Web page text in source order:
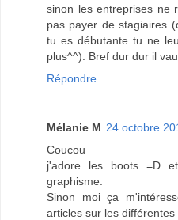
sinon les entreprises ne
pas payer de stagiaires
tu es débutante tu ne
plus^^). Bref dur dur il
Répondre
Mélanie M 24 octobre
Coucou
j'adore les boots =D
graphisme.
Sinon moi ça
articles sur les différentes